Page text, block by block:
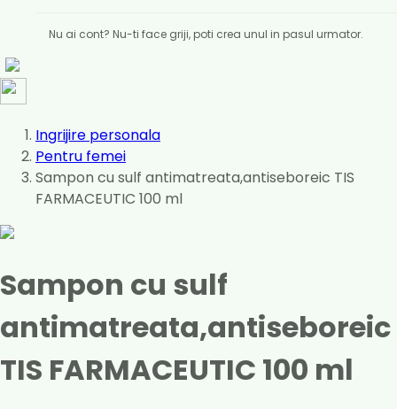
Nu ai cont? Nu-ti face griji, poti crea unul in pasul urmator.
Ingrijire personala
Pentru femei
Sampon cu sulf antimatreata,antiseboreic TIS
FARMACEUTIC 100 ml
Sampon cu sulf
antimatreata,antiseboreic
TIS FARMACEUTIC 100 ml